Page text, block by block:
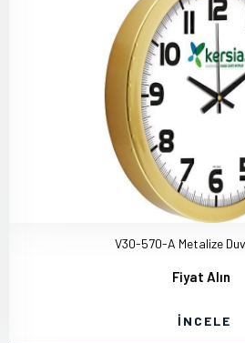
V30-570-A Metalize
Fiyat Alın
İNCELE